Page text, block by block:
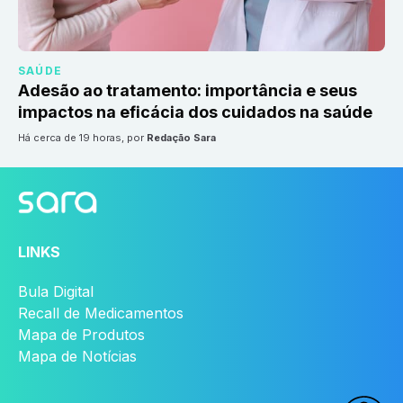
SAÚDE
Adesão ao tratamento: importância e seus
impactos na eficácia dos cuidados na saúde
há cerca de 19 horas, por Redação Sara
LINKS
Bula Digital
Recall de Medicamentos
Mapa de Produtos
Mapa de Notícias